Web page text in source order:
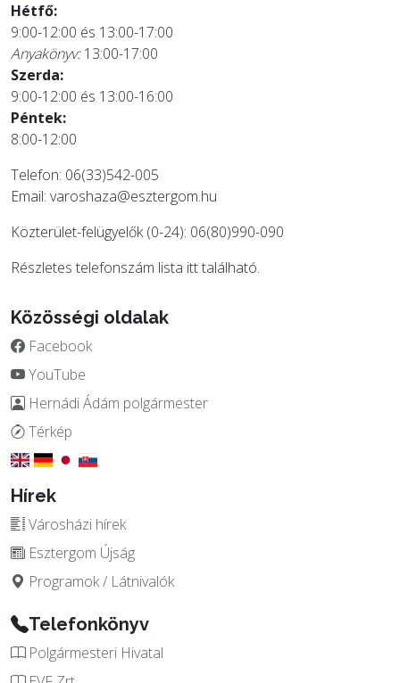
Hétfő:
9:00-12:00 és 13:00-17:00
Anyakönyv:13:00-17:00
Szerda:
9:00-12:00 és 13:00-16:00
Péntek:
8:00-12:00
Telefon: 06(33)542-005
Email: varoshaza@esztergom.hu
Közterület-felügyelők (0-24): 06(80)990-090
Részletes telefonszám lista itttalálható.
Közösségi oldalak
Facebook
YouTube
Hernádi Ádám polgármester
Térkép
Hírek
Városházi hírek
Esztergom Újság
Programok / Látnivalók
Telefonkönyv
Polgármesteri Hivatal